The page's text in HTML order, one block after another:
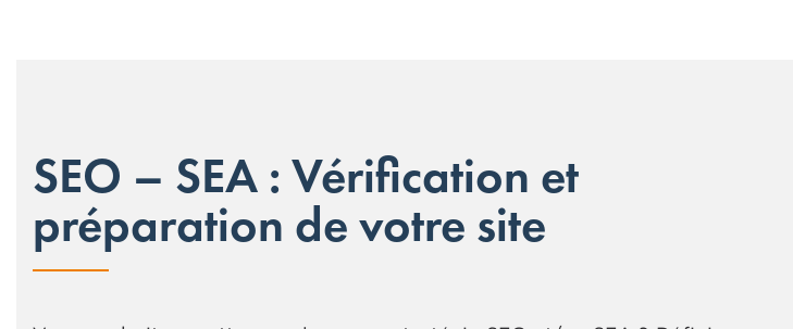
SEO – SEA : Vérification et
préparation de votre site